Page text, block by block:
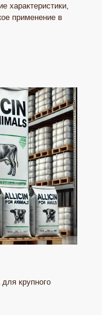
характеристики,
применение в
крупного